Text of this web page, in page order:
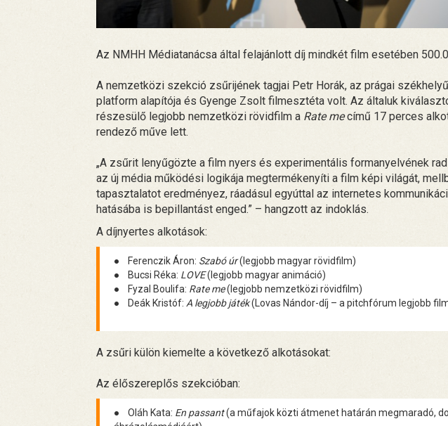
Az NMHH Médiatanácsa által felajánlott díj mindkét film esetében
A nemzetközi szekció zsűrijének tagjai Petr Horák, az prágai
platform alapítója és Gyenge Zsolt filmesztéta volt. Az általuk
részesülő legjobb nemzetközi rövidfilm a Rate mecímű 17 perces
rendező műve lett.
„A zsűrit lenyűgözte a film nyers és experimentális formanyelvének
az új média működési logikája megtermékenyíti a film képi világát,
tapasztalatot eredményez, ráadásul egyúttal az internetes
hatásába is bepillantást enged.” – hangzott az indoklás.
A díjnyertes alkotások:
● Ferenczik Áron: Szabó úr(legjobb magyar rövidfilm)
● Bucsi Réka: LOVE(legjobb magyar animáció)
● Fyzal Boulifa: Rate me(legjobb nemzetközi rövidfilm)
● Deák Kristóf: A legjobb játék(Lovas Nándor-díj – a pitchfórum legjobb
A zsűri külön kiemelte a következő alkotásokat:
Az élőszereplős szekcióban:
● Oláh Kata: En passant(a műfajok közti átmenet határán megmaradó,